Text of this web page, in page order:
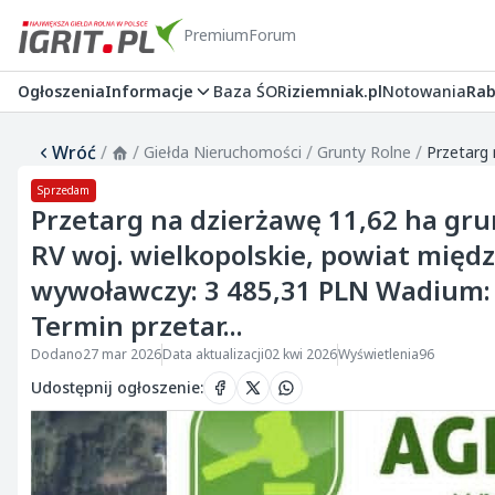
PremiumForum
OgłoszeniaInformacje Baza ŚORiziemniak.plNotowania
Wróć/ / Giełda Nieruchomości / Grunty Rolne /
Sprzedam
Przetarg na dzierżawę 11,62 ha
RV woj. wielkopolskie, powiat
wywoławczy: 3 485,31 PLN
Termin przetar...
Dodano27 mar 2026Data aktualizacji02 kwi 2026Wyświetlenia96
Udostępnij ogłoszenie: